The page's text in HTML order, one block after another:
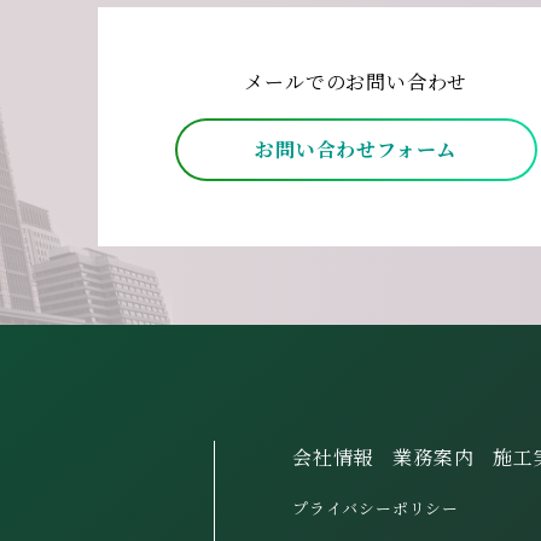
メールでのお問い合わせ
お問い合わせフォーム
会社情報 業務案内 施工
プライバシーポリシー